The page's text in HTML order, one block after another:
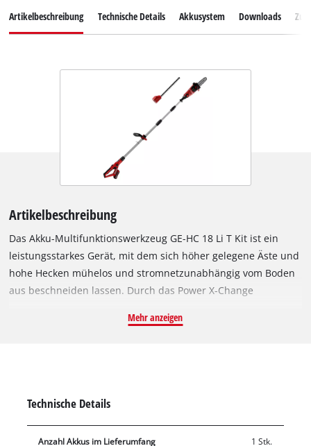
Artikelbeschreibung Technische Details Akkusystem Downloads
Artikelbeschreibung
Das Akku-Multifunktionswerkzeug GE-HC 18 Li T Kit ist ein
leistungsstarkes Gerät, mit dem sich höher gelegene Äste und
hohe Hecken mühelos und stromnetzunabhängig vom Boden
aus beschneiden lassen. Durch das Power X-Change
V Akku mit 3,0 Ah für ausgedehnte Arbeitseinsätze. Dabei
verhindert dabei ein Abrutschen beim Sägen. Die
automatische Kettenschmierung über einen Ölbehälter
Mehr anzeigen
Technische Details
Anzahl Akkus im Lieferumfang 1 Stk.